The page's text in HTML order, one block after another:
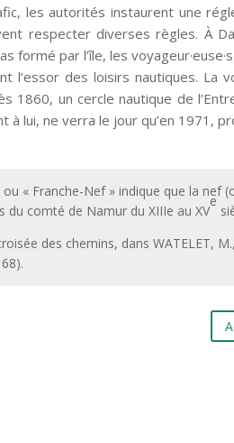
les autorités instaurent une
respecter diverses règles. À
formé par l’île, les
l’essor des loisirs nautiques. La
1860, un cercle nautique de
à lui, ne verra le jour qu’en 1971,
ou « Franche-Nef » indique que la
du comté de Namur du XIIIe au XV
e
des chemins, dans WATELET,